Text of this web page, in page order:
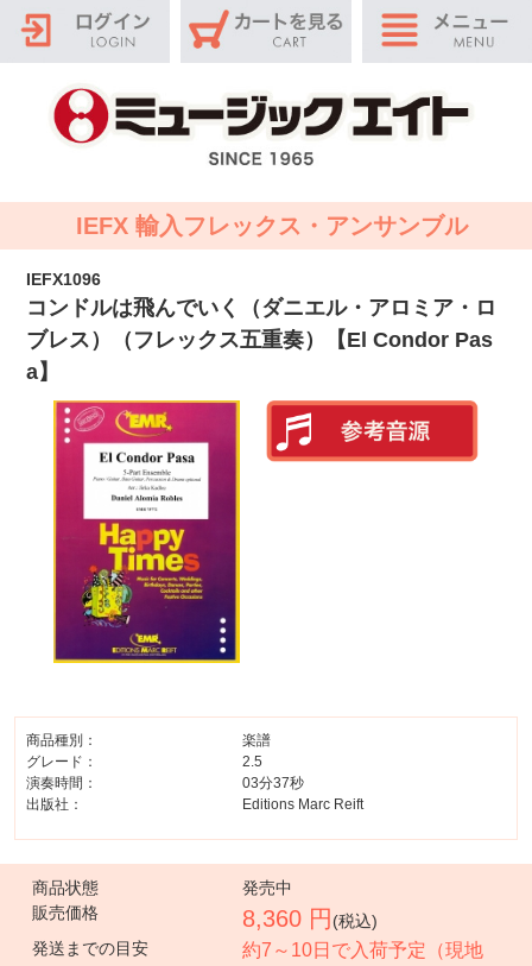
IEFX 輸入フレックス・アンサンブル
IEFX1096
コンドルは飛んでいく（ダニエル・アロミア・ロ
ブレス）（フレックス五重奏）【El Condor Pas
a】
商品種別：
楽譜
グレード：
2.5
演奏時間：
03分37秒
出版社：
Editions Marc Reift
商品状態
発売中
販売価格
8,360 円 (税込)
発送までの目安
約7～10日で入荷予定（現地